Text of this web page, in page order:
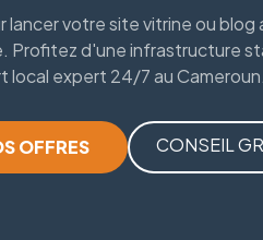
lancer votre site vitrine ou blog
Profitez d'une infrastructure
local expert 24/7 au Cameroun.
OFFRES CONSEIL